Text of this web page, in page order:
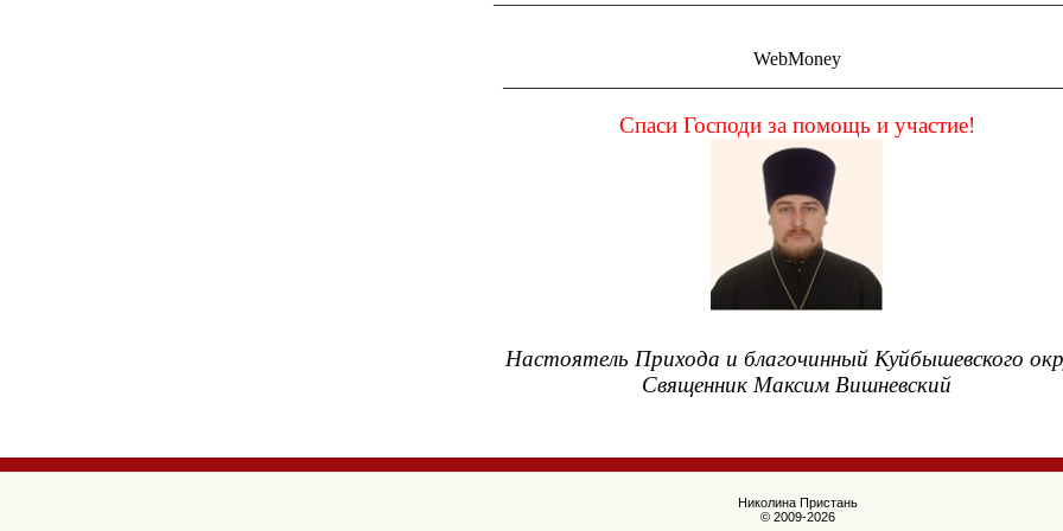
WebMoney
Спаси Господи за помощь и участие!
Настоятель Прихода и благочинный Куйбышевского
Священник Максим Вишневский
Николина Пристань
© 2009-2026